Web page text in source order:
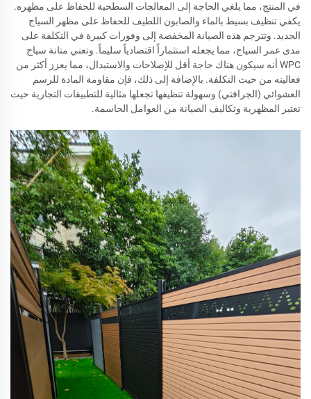
في المنتج، مما يلغي الحاجة إلى المعالجات السطحية للحفاظ على مظهره.
يكفي تنظيف بسيط بالماء والصابون اللطيف للحفاظ على مظهر السياج
الجديد. وتترجم هذه الصيانة المخفضة إلى وفورات كبيرة في التكلفة على
مدى عمر السياج، مما يجعله استثماراً اقتصادياً سليماً. وتعني متانة سياج
WPC أنه سيكون هناك حاجة أقل للإصلاحات والاستبدال، مما يعزز أكثر من
فعاليته من حيث التكلفة. بالإضافة إلى ذلك، فإن مقاومة المادة للرسم
العشوائي (الجرافتي) وسهولة تنظيفها تجعلها مثالية للتطبيقات التجارية حيث
تعتبر المظهرية وتكاليف الصيانة من العوامل الحاسمة.